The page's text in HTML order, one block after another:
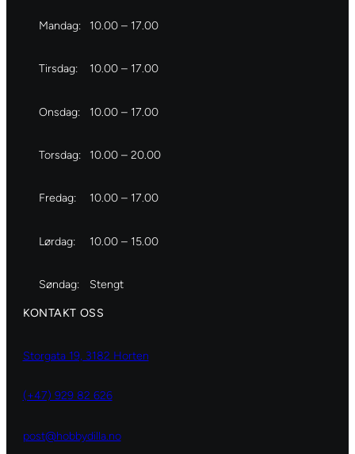
Mandag: 10.00 – 17.00
Tirsdag: 10.00 – 17.00
Onsdag: 10.00 – 17.00
Torsdag: 10.00 – 20.00
Fredag: 10.00 – 17.00
Lørdag: 10.00 – 15.00
Søndag: Stengt
KONTAKT OSS
Storgata 19, 3182 Horten
(+47) 929 82 626
post@hobbydilla.no